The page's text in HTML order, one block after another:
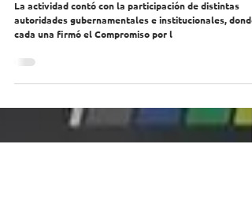
ganadores del 4º
Concurso Comunal
Inclusivo de Cuentos
La actividad contó con la participación de distintas
cada una firmó el Compromiso por l